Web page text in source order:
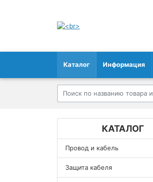
Каталог Информация
КАТАЛОГ
Провод и кабель
Защита кабеля